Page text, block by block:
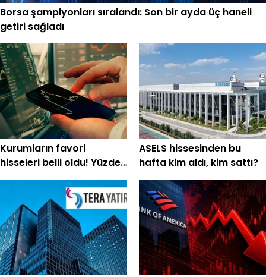
Borsa şampiyonları sıralandı: Son bir ayda üç haneli
getiri sağladı
Kurumların favori
hisseleri belli oldu! Yüzde
200'e yakın getiri
ASELS hissesinden bu
hafta kim aldı, kim sattı?